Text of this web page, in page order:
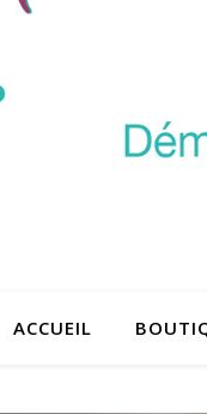
ACCUEIL